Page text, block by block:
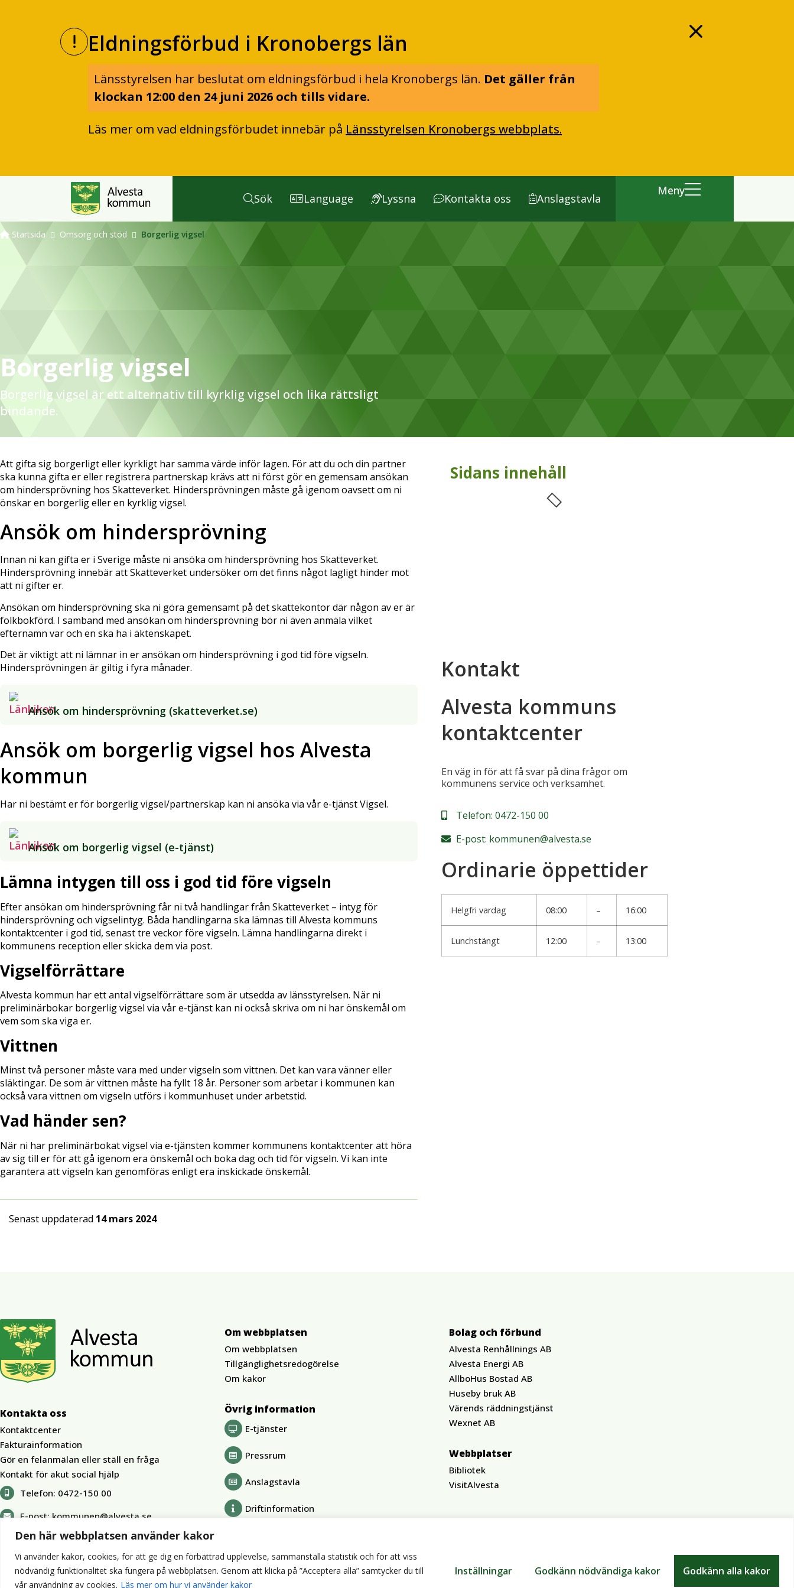
Den här webbplatsen använder kakor
Vi använder kakor, cookies, för att ge dig en förbättrad upplevelse, sammanställa statistik och för att viss
nödvändig funktionalitet ska fungera på webbplatsen. Genom att klicka på ”Acceptera alla” samtycker du till
vår användning av cookies. Läs mer om hur vi använder kakor
Inställningar Godkänn nödvändiga kakor Godkänn alla kakor
Eldningsförbud i Kronobergs län
Länsstyrelsen har beslutat om eldningsförbud i hela Kronobergs län. Det gäller från
klockan 12:00 den 24 juni 2026 och tills vidare.
Läs mer om vad eldningsförbudet innebär på Länsstyrelsen Kronobergs webbplats.
Sök Language Lyssna Kontakta oss Anslagstavla
Meny
Startsida Omsorg och stöd Borgerlig vigsel
Borgerlig vigsel
Borgerlig vigsel är ett alternativ till kyrklig vigsel och lika rättsligt
bindande.
Att gifta sig borgerligt eller kyrkligt har samma värde inför lagen. För att du och din partner
ska kunna gifta er eller registrera partnerskap krävs att ni först gör en gemensam ansökan
om hindersprövning hos Skatteverket. Hindersprövningen måste gå igenom oavsett om ni
önskar en borgerlig eller en kyrklig vigsel.
Ansök om hindersprövning
Innan ni kan gifta er i Sverige måste ni ansöka om hindersprövning hos Skatteverket.
Hindersprövning innebär att Skatteverket undersöker om det finns något lagligt hinder mot
att ni gifter er.
Ansökan om hindersprövning ska ni göra gemensamt på det skattekontor där någon av er är
folkbokförd. I samband med ansökan om hindersprövning bör ni även anmäla vilket
efternamn var och en ska ha i äktenskapet.
Det är viktigt att ni lämnar in er ansökan om hindersprövning i god tid före vigseln.
Hindersprövningen är giltig i fyra månader.
Ansök om hindersprövning (skatteverket.se)
Ansök om borgerlig vigsel hos Alvesta
kommun
Har ni bestämt er för borgerlig vigsel/partnerskap kan ni ansöka via vår e-tjänst Vigsel.
Ansök om borgerlig vigsel (e-tjänst)
Lämna intygen till oss i god tid före vigseln
Efter ansökan om hindersprövning får ni två handlingar från Skatteverket – intyg för
hindersprövning och vigselintyg. Båda handlingarna ska lämnas till Alvesta kommuns
kontaktcenter i god tid, senast tre veckor före vigseln. Lämna handlingarna direkt i
kommunens reception eller skicka dem via post.
Vigselförrättare
Alvesta kommun har ett antal vigselförrättare som är utsedda av länsstyrelsen. När ni
preliminärbokar borgerlig vigsel via vår e-tjänst kan ni också skriva om ni har önskemål om
vem som ska viga er.
Vittnen
Minst två personer måste vara med under vigseln som vittnen. Det kan vara vänner eller
släktingar. De som är vittnen måste ha fyllt 18 år. Personer som arbetar i kommunen kan
också vara vittnen om vigseln utförs i kommunhuset under arbetstid.
Vad händer sen?
När ni har preliminärbokat vigsel via e-tjänsten kommer kommunens kontaktcenter att höra
av sig till er för att gå igenom era önskemål och boka dag och tid för vigseln. Vi kan inte
garantera att vigseln kan genomföras enligt era inskickade önskemål.
Senast uppdaterad 14 mars 2024
Sidans innehåll
Kontakt
Alvesta kommuns
kontaktcenter
En väg in för att få svar på dina frågor om
kommunens service och verksamhet.
Telefon: 0472-150 00
E-post: kommunen@alvesta.se
Ordinarie öppettider
Helgfri vardag 08:00 – 16:00
Lunchstängt 12:00 – 13:00
Kontakta oss
Kontaktcenter
Fakturainformation
Gör en felanmälan eller ställ en fråga
Kontakt för akut social hjälp
Telefon: 0472-150 00
E-post: kommunen@alvesta.se
Om webbplatsen
Om webbplatsen
Tillgänglighetsredogörelse
Om kakor
Övrig information
E-tjänster
Pressrum
Anslagstavla
Driftinformation
Bolag och förbund
Alvesta Renhållnings AB
Alvesta Energi AB
AllboHus Bostad AB
Huseby bruk AB
Värends räddningstjänst
Wexnet AB
Webbplatser
Bibliotek
VisitAlvesta